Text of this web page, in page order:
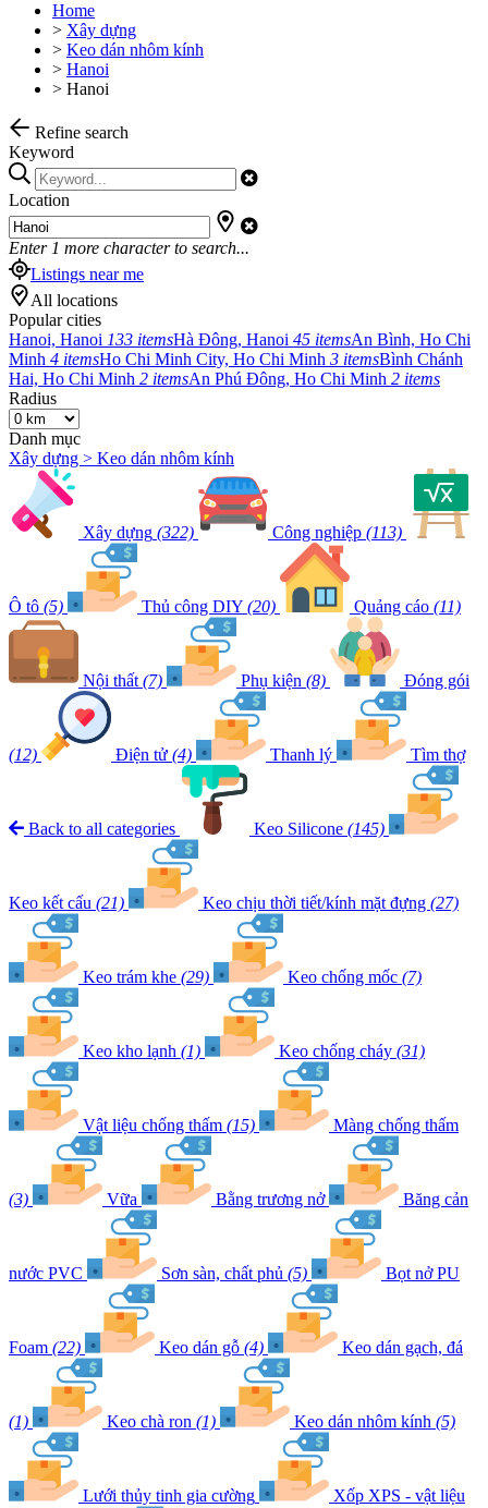
Home
> Xây dựng
> Keo dán nhôm kính
> Hanoi
> Hanoi
Refine search
Keyword
Location
Enter 1 more character to search...
Listings near me
All locations
Popular cities
Hanoi, Hanoi 133 itemsHà Đông, Hanoi 45 itemsAn Bình, Ho Chi
Minh 4 itemsHo Chi Minh City, Ho Chi Minh 3 itemsBình Chánh
Hai, Ho Chi Minh 2 itemsAn Phú Đông, Ho Chi Minh 2 items
Radius
Danh mục
Xây dựng > Keo dán nhôm kính
Xây dựng (322) Công nghiệp (113)
Ô tô (5) Thủ công DIY (20) Quảng cáo (11)
Nội thất (7) Phụ kiện (8) Đóng gói
(12) Điện tử (4) Thanh lý Tìm thợ
Back to all categories Keo Silicone (145)
Keo kết cấu (21) Keo chịu thời tiết/kính mặt đựng (27)
Keo trám khe (29) Keo chống mốc (7)
Keo kho lạnh (1) Keo chống cháy (31)
Vật liệu chống thấm (15) Màng chống thấm
(3) Vữa Bằng trương nở Băng cản
nước PVC Sơn sàn, chất phủ (5) Bọt nở PU
Foam (22) Keo dán gỗ (4) Keo dán gạch, đá
(1) Keo chà ron (1) Keo dán nhôm kính (5)
Lưới thủy tinh gia cường Xốp XPS - vật liệu